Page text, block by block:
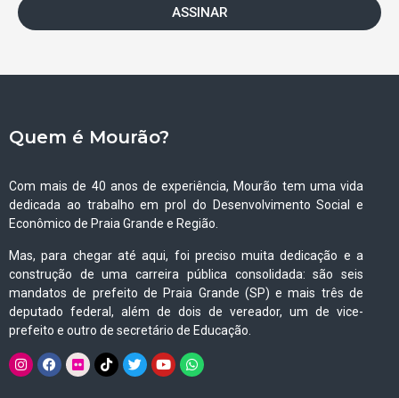
ASSINAR
Quem é Mourão?
Com mais de 40 anos de experiência, Mourão tem uma vida
dedicada ao trabalho em prol do Desenvolvimento Social e
Econômico de Praia Grande e Região.
Mas, para chegar até aqui, foi preciso muita dedicação e a
construção de uma carreira pública consolidada: são seis
mandatos de prefeito de Praia Grande (SP) e mais três de
deputado federal, além de dois de vereador, um de vice-
prefeito e outro de secretário de Educação.